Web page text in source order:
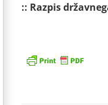
:: Razpis